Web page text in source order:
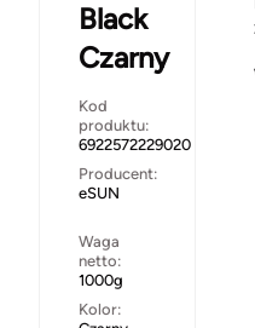
Black
Czarny
Kod
produktu:
6922572229020
Producent:
eSUN
Waga
netto:
1000g
Kolor: